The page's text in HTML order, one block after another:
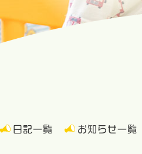
日記一覧 お知らせ一覧